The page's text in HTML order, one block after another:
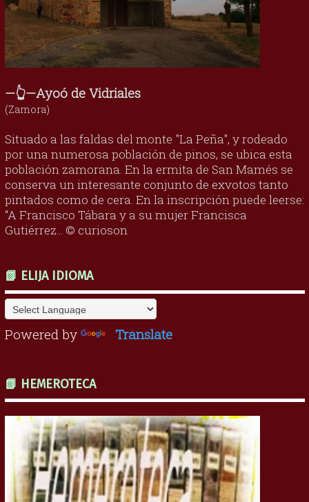
—👆—Ayoó de Vidriales
(Zamora)
Situado a las faldas del monte "La Peña", y rodeado
por una numerosa población de pinos, se ubica esta
población zamorana. En la ermita de San Mamés se
conserva un interesante conjunto de exvotos tanto
pintados como de cera. En la inscripción puede leerse:
“A Francisco Tábara y a su mujer Francisca
Gutiérrez... © curioson
📗 ELIJA IDIOMA
Powered by Translate
📗 HEMEROTECA